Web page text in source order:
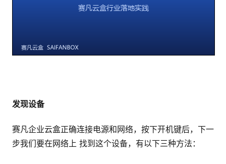
发现设备
赛凡企业云盒正确连接电源和网络，按下开机键后，下一
步我们要在网络上 找到这个设备，有以下三种方法：